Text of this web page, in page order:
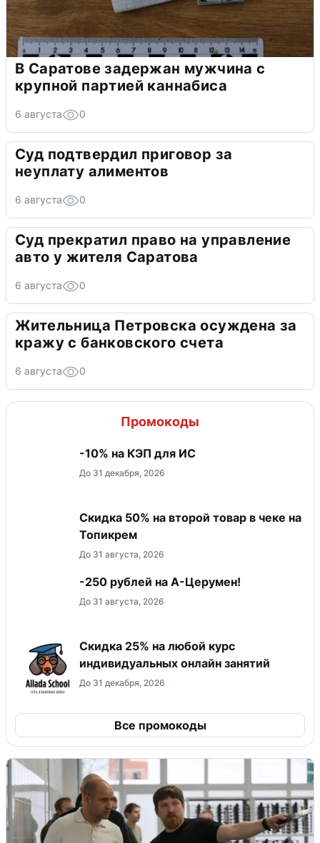
В Саратове задержан мужчина с
крупной партией каннабиса
6 августа 0
Суд подтвердил приговор за
неуплату алиментов
6 августа 0
Суд прекратил право на управление
авто у жителя Саратова
6 августа 0
Жительница Петровска осуждена за
кражу с банковского счета
6 августа 0
Промокоды
-10% на КЭП для ИС
До 31 декабря, 2026
Скидка 50% на второй товар в чеке на
Топикрем
До 31 августа, 2026
-250 рублей на А-Церумен!
До 31 августа, 2026
Скидка 25% на любой курс
индивидуальных онлайн занятий
До 31 декабря, 2026
Все промокоды